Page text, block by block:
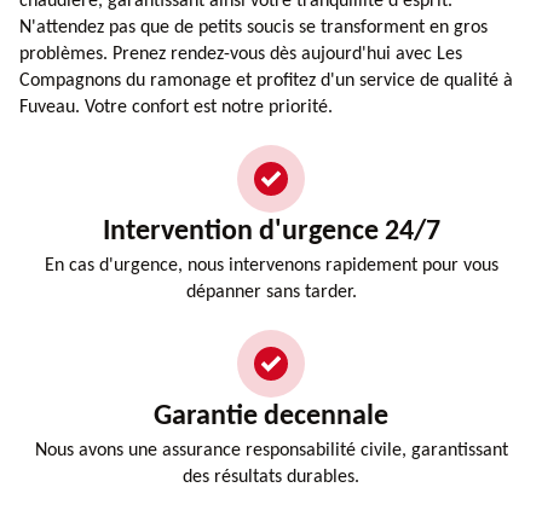
N'attendez pas que de petits soucis se transforment en gros
problèmes. Prenez rendez-vous dès aujourd'hui avec Les
Compagnons du ramonage et profitez d'un service de qualité à
Fuveau. Votre confort est notre priorité.
Intervention d'urgence 24/7
En cas d'urgence, nous intervenons rapidement pour vous
dépanner sans tarder.
Garantie decennale
Nous avons une assurance responsabilité civile, garantissant
des résultats durables.